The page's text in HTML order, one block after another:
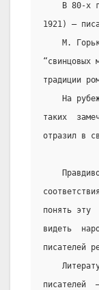
В 80-х
1921) –
М.
“свинцовых
традиции
На
таких
отразил в
понять эту
видеть
писателей
писателей